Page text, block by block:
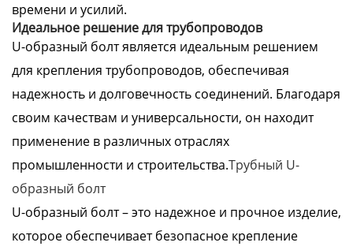
времени и усилий.
Идеальное решение для трубопроводов
U-образный болт является идеальным решением
для крепления трубопроводов, обеспечивая
надежность и долговечность соединений. Благодаря
своим качествам и универсальности, он находит
применение в различных отраслях
промышленности и строительства.Трубный U-
образный болт
U-образный болт – это надежное и прочное изделие,
которое обеспечивает безопасное крепление